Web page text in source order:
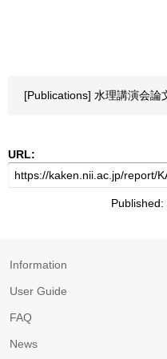
[Publications] 水理講演会論
URL:
Information
User Guide
FAQ
News